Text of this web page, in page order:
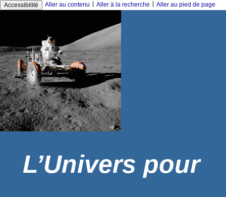
Accessibilité Aller au contenu Aller à la recherche Aller au pied de page
L’Univers pour